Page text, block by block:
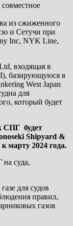
из сжиженного
и Сетучи при
Inc, NYK Line,
входящая в
базирующуюся в
West Japan
для
который будет
СПГ будет
Shipyard &
марту 2024 года.
суда,
для судов
правил,
газов